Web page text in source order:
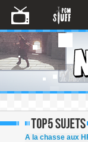
A la chasse aux